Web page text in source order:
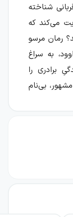
شناخته
می‌کند که
رمان مرسو
به سراغ
برادری را
بی‌نام
که از
می‌کند
بکشد و به